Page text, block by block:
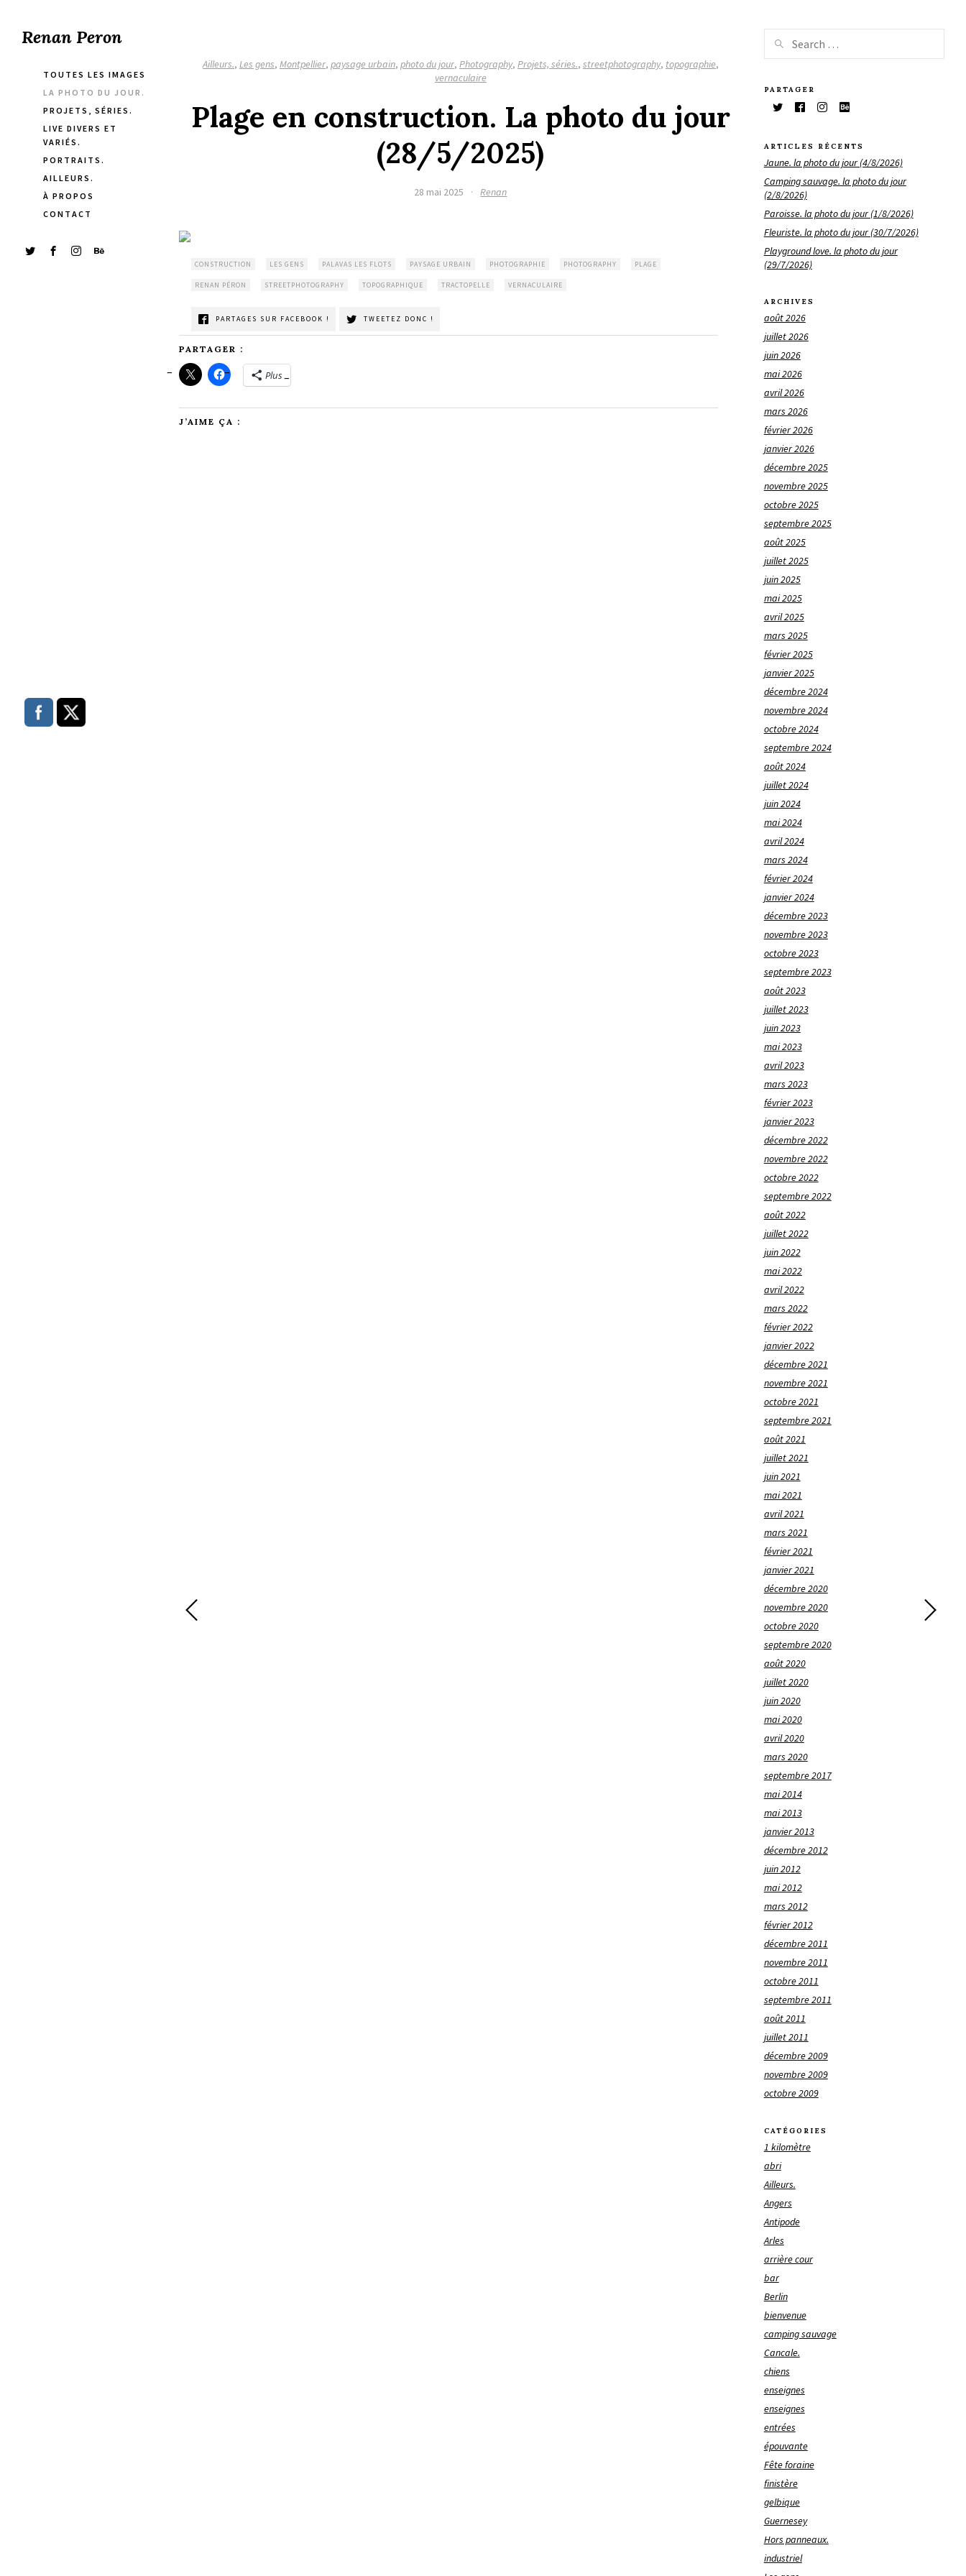
Renan Peron
TOUTES LES IMAGES
LA PHOTO DU JOUR.
PROJETS, SÉRIES.
LIVE DIVERS ET
VARIÉS.
PORTRAITS.
AILLEURS.
À PROPOS
CONTACT
Ailleurs., Les gens, Montpellier, paysage urbain, photo du jour, Photography, Projets, séries., streetphotography, topographie,
vernaculaire
Plage en construction. La photo du jour
(28/5/2025)
28 mai 2025 · Renan
CONSTRUCTION LES GENS PALAVAS LES FLOTS PAYSAGE URBAIN PHOTOGRAPHIE PHOTOGRAPHY PLAGE
RENAN PÉRON STREETPHOTOGRAPHY TOPOGRAPHIQUE TRACTOPELLE VERNACULAIRE
PARTAGES SUR FACEBOOK ! TWEETEZ DONC !
PARTAGER :
Plus
J’AIME ÇA :
PARTAGER
ARTICLES RÉCENTS
Jaune. la photo du jour (4/8/2026)
Camping sauvage. la photo du jour
(2/8/2026)
Paroisse. la photo du jour (1/8/2026)
Fleuriste. la photo du jour (30/7/2026)
Playground love. la photo du jour
(29/7/2026)
ARCHIVES
août 2026
juillet 2026
juin 2026
mai 2026
avril 2026
mars 2026
février 2026
janvier 2026
décembre 2025
novembre 2025
octobre 2025
septembre 2025
août 2025
juillet 2025
juin 2025
mai 2025
avril 2025
mars 2025
février 2025
janvier 2025
décembre 2024
novembre 2024
octobre 2024
septembre 2024
août 2024
juillet 2024
juin 2024
mai 2024
avril 2024
mars 2024
février 2024
janvier 2024
décembre 2023
novembre 2023
octobre 2023
septembre 2023
août 2023
juillet 2023
juin 2023
mai 2023
avril 2023
mars 2023
février 2023
janvier 2023
décembre 2022
novembre 2022
octobre 2022
septembre 2022
août 2022
juillet 2022
juin 2022
mai 2022
avril 2022
mars 2022
février 2022
janvier 2022
décembre 2021
novembre 2021
octobre 2021
septembre 2021
août 2021
juillet 2021
juin 2021
mai 2021
avril 2021
mars 2021
février 2021
janvier 2021
décembre 2020
novembre 2020
octobre 2020
septembre 2020
août 2020
juillet 2020
juin 2020
mai 2020
avril 2020
mars 2020
septembre 2017
mai 2014
mai 2013
janvier 2013
décembre 2012
juin 2012
mai 2012
mars 2012
février 2012
décembre 2011
novembre 2011
octobre 2011
septembre 2011
août 2011
juillet 2011
décembre 2009
novembre 2009
octobre 2009
CATÉGORIES
1 kilomètre
abri
Ailleurs.
Angers
Antipode
Arles
arrière cour
bar
Berlin
bienvenue
camping sauvage
Cancale.
chiens
enseignes
enseignes
entrées
épouvante
Fête foraine
finistère
gelbique
Guernesey
Hors panneaux.
industriel